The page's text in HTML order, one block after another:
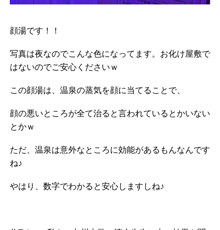
顔湯です！！
写真は夜なのでこんな色になってます。お化け屋敷で
はないのでご安心くださいｗ
この顔湯は、温泉の蒸気を顔に当てることで、
顔の悪いところが全て治ると言われているとかいない
とかｗ
ただ、温泉は意外なところに効能があるもんなんです
ね♪
やはり、数字でわかると安心しますしね♪